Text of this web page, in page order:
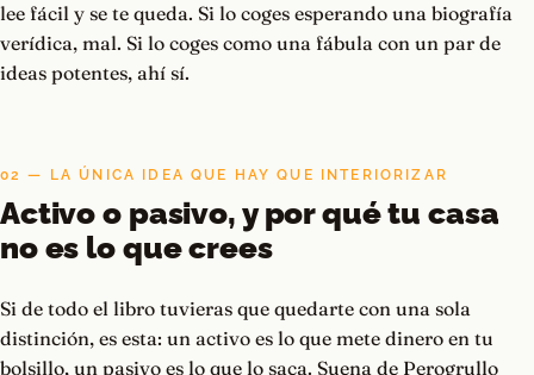
lee fácil y se te queda. Si lo coges esperando una biografía
verídica, mal. Si lo coges como una fábula con un par de
ideas potentes, ahí sí.
02 — LA ÚNICA IDEA QUE HAY QUE INTERIORIZAR
Activo o pasivo, y por qué tu casa
no es lo que crees
Si de todo el libro tuvieras que quedarte con una sola
distinción, es esta: un activo es lo que mete dinero en tu
bolsillo, un pasivo es lo que lo saca. Suena de Perogrullo